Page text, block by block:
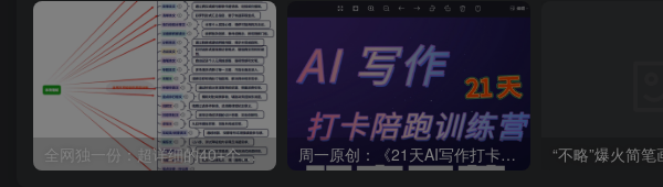
全网独一份：超详细的40+个自媒体赛道领域解析手册，让你的内容创作不再局限！ 周一原创：《21天AI写作打卡陪跑训练营》全部内容讲解！（网站会员免费学习…）